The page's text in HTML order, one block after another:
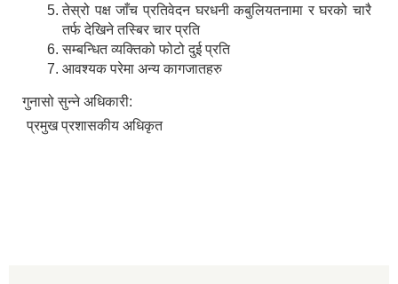
तेस्रो पक्ष जाँच प्रतिवेदन घरधनी कबुलियतनामा र घरको चारै
तर्फ देखिने तस्बिर चार प्रति
सम्बन्धित व्यक्तिको फोटो दुई प्रति
आवश्यक परेमा अन्य कागजातहरु
गुनासो सुन्ने अधिकारी:
प्रमुख प्रशासकीय अधिकृत